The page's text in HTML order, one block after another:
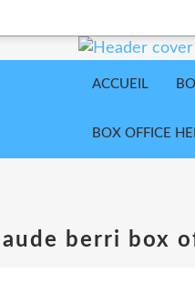
ACCUEIL
BOX OFFICE
berri box